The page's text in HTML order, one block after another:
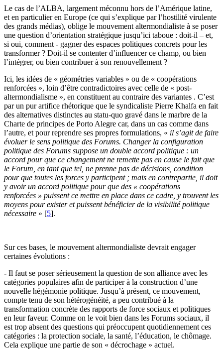
Le cas de l’ALBA, largement méconnu hors de l’Amérique latine,
et en particulier en Europe (ce qui s’explique par l’hostilité virulente
des grands médias), oblige le mouvement altermondialiste à se poser
une question d’orientation stratégique jusqu’ici taboue : doit-il – et,
si oui, comment - gagner des espaces politiques concrets pour les
transformer ? Doit-il se contenter d’influencer ce champ, ou bien
l’intégrer, ou bien contribuer à son renouvellement ?
Ici, les idées de « géométries variables » ou de « coopérations
renforcées », loin d’être contradictoires avec celle de « post-
altermondialisme », en constituent au contraire des variantes . C’est
par un pur artifice rhétorique que le syndicaliste Pierre Khalfa en fait
des alternatives distinctes au statu-quo gravé dans le marbre de la
Charte de principes de Porto Alegre car, dans un cas comme dans
l’autre, et pour reprendre ses propres formulations, « il s’agit de faire
évoluer le sens politique des Forums. Changer la configuration
politique des Forums suppose un double accord politique : un
accord pour que ce changement ne remette pas en cause le fait que
le Forum, en tant que tel, ne prenne pas de décisions, condition
pour que toutes les forces y participent ; mais en contrepartie, il doit
y avoir un accord politique pour que des « coopérations
renforcées » puissent ce mettre en place dans ce cadre, y trouvent les
moyens pour exister et puissent bénéficier de la visibilité politique
nécessaire » [5].
Sur ces bases, le mouvement altermondialiste devrait engager
certaines évolutions :
- Il faut se poser sérieusement la question de son alliance avec les
catégories populaires afin de participer à la construction d’une
nouvelle hégémonie politique. Jusqu’à présent, ce mouvement,
compte tenu de son hétérogénéité, a peu contribué à la
transformation concrète des rapports de force sociaux et politiques
en leur faveur. Comme on le voit bien dans les Forums sociaux, il
est trop absent des questions qui préoccupent quotidiennement ces
catégories : la protection sociale, la santé, l’éducation, le chômage.
Cela explique une partie de son « décrochage » actuel.